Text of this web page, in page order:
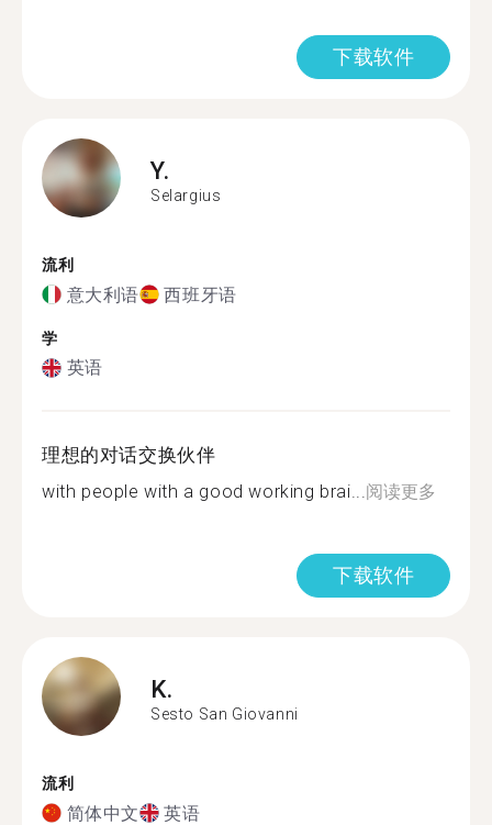
下载软件
Y.
Selargius
流利
意大利语 西班牙语
学
英语
理想的对话交换伙伴
with people with a good working brai...阅读更多
下载软件
K.
Sesto San Giovanni
流利
简体中文 英语